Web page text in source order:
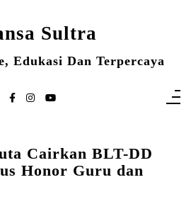
Sultra
Edukasi Dan Terpercaya
Cairkan BLT-DD
Honor Guru dan